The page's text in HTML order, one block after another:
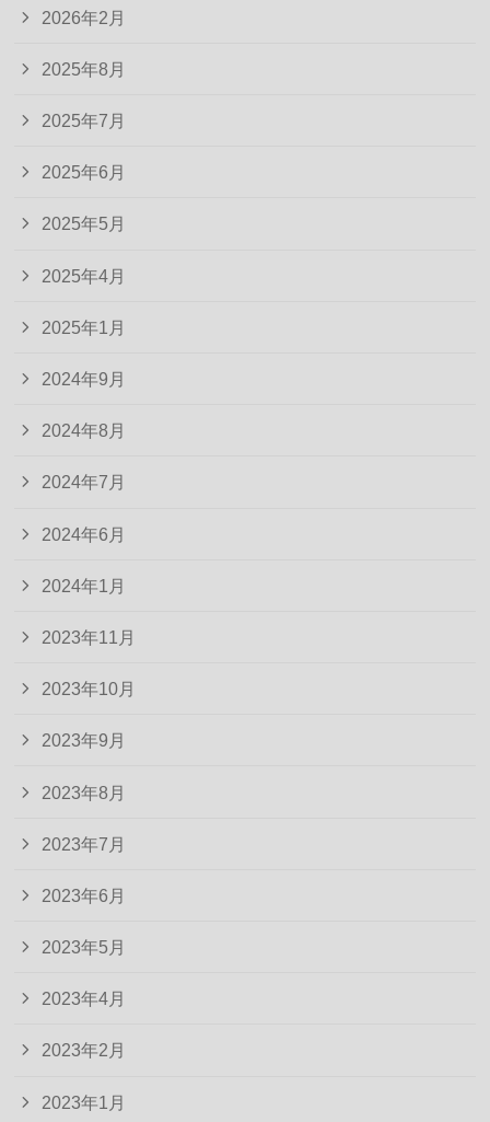
2026年2月
2025年8月
2025年7月
2025年6月
2025年5月
2025年4月
2025年1月
2024年9月
2024年8月
2024年7月
2024年6月
2024年1月
2023年11月
2023年10月
2023年9月
2023年8月
2023年7月
2023年6月
2023年5月
2023年4月
2023年2月
2023年1月